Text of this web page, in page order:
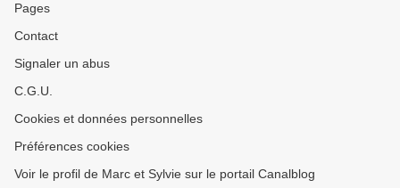
Pages
Contact
Signaler un abus
C.G.U.
Cookies et données personnelles
Préférences cookies
Voir le profil de Marc et Sylvie sur le portail Canalblog